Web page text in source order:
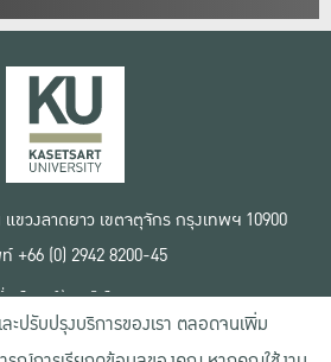
ขวงลาดยาว เขตจตุจักร กรุงเทพฯ 10900
+66 (0) 2942 8200-45
อนไขการใช้งานเว็บไซต์
ข้อตกลงด้านสิทธิ์ใช้งาน
ยบายความเป็นส่วนตัว
ะปรับปรุงบริการของเรา ตลอดจนเพิ่ม